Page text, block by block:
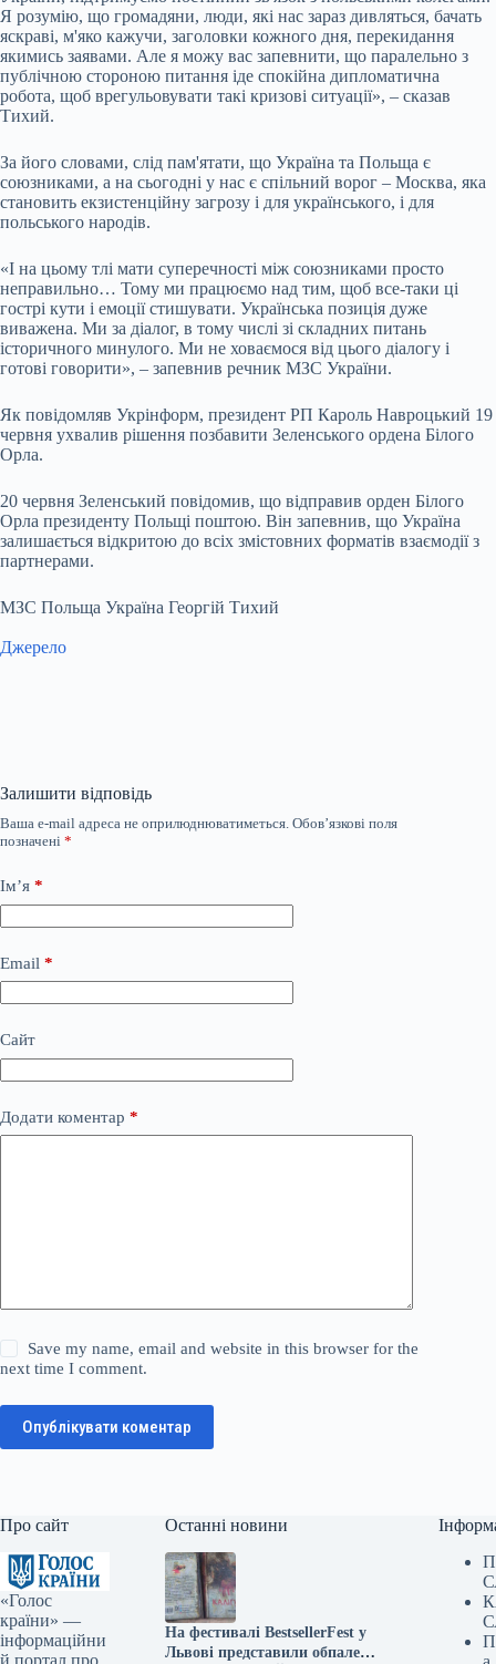
Я розумію, що громадяни, люди, які нас зараз дивляться, бачать
яскраві, м'яко кажучи, заголовки кожного дня, перекидання
якимись заявами. Але я можу вас запевнити, що паралельно з
публічною стороною питання іде спокійна дипломатична
робота, щоб врегульовувати такі кризові ситуації», – сказав
Тихий.
За його словами, слід пам'ятати, що Україна та Польща є
союзниками, а на сьогодні у нас є спільний ворог – Москва, яка
становить екзистенційну загрозу і для українського, і для
польського народів.
«І на цьому тлі мати суперечності між союзниками просто
неправильно… Тому ми працюємо над тим, щоб все-таки ці
гострі кути і емоції стишувати. Українська позиція дуже
виважена. Ми за діалог, в тому числі зі складних питань
історичного минулого. Ми не ховаємося від цього діалогу і
готові говорити», – запевнив речник МЗС України.
Як повідомляв Укрінформ, президент РП Кароль Навроцький 19
червня ухвалив рішення позбавити Зеленського ордена Білого
Орла.
20 червня Зеленський повідомив, що відправив орден Білого
Орла президенту Польщі поштою. Він запевнив, що Україна
залишається відкритою до всіх змістовних форматів взаємодії з
партнерами.
МЗС Польща Україна Георгій Тихий
Джерело
Залишити відповідь
Ваша e-mail адреса не оприлюднюватиметься. Обов’язкові поля
позначені *
Ім’я *
Email *
Сайт
Додати коментар *
Save my name, email and website in this browser for the
next time I comment.
Опублікувати коментар
Про сайт
«Голос
країни» —
інформаційни
Останні новини
На фестивалі BestsellerFest у
Львові представили обпалені